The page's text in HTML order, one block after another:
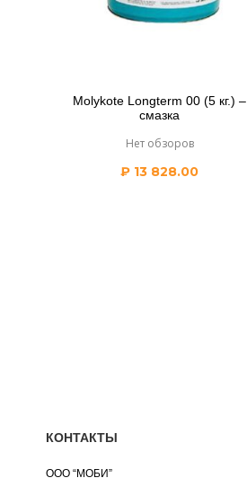
Molykote Longterm 00 (5 кг.) –
смазка
Нет обзоров
₽ 13 828.00
КОНТАКТЫ
ООО “МОБИ”